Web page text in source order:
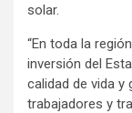
solar.
“En toda la
inversión del
calidad de vida y
trabajadores y